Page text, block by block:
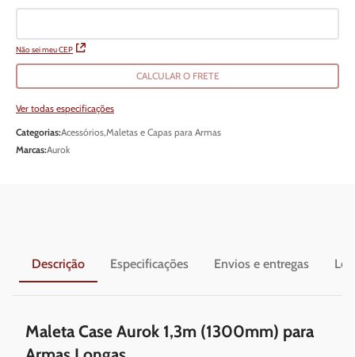
Não sei meu CEP
CALCULAR O FRETE
Ver todas especificações
Categorias:Acessórios,Maletas e Capas para Armas
Marcas:Aurok
Descrição Especificações Envios e entregas
Maleta Case Aurok 1,3m (1300mm) para